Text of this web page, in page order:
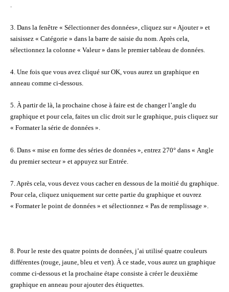
3. Dans la fenêtre « Sélectionner des données», cliquez sur « Ajouter » et
saisissez « Catégorie » dans la barre de saisie du nom. Après cela,
sélectionnez la colonne « Valeur » dans le premier tableau de données.
4. Une fois que vous avez cliqué sur OK, vous aurez un graphique en
anneau comme ci-dessous.
5. À partir de là, la prochaine chose à faire est de changer l’angle du
graphique et pour cela, faites un clic droit sur le graphique, puis cliquez sur
« Formater la série de données ».
6. Dans « mise en forme des séries de données », entrez 270° dans « Angle
du premier secteur » et appuyez sur Entrée.
7. Après cela, vous devez vous cacher en dessous de la moitié du graphique.
Pour cela, cliquez uniquement sur cette partie du graphique et ouvrez
« Formater le point de données » et sélectionnez « Pas de remplissage ».
8. Pour le reste des quatre points de données, j’ai utilisé quatre couleurs
différentes (rouge, jaune, bleu et vert). À ce stade, vous aurez un graphique
comme ci-dessous et la prochaine étape consiste à créer le deuxième
graphique en anneau pour ajouter des étiquettes.